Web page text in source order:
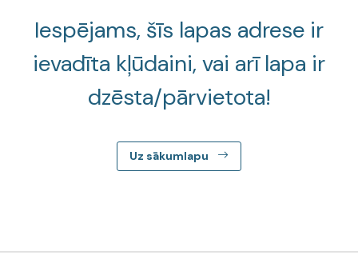
Iespējams, šīs lapas adrese ir
ievadīta kļūdaini, vai arī lapa ir
dzēsta/pārvietota!
Uz sākumlapu